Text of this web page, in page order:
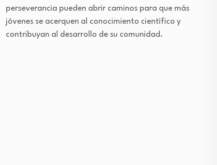
perseverancia pueden abrir caminos para que más
jóvenes se acerquen al conocimiento científico y
contribuyan al desarrollo de su comunidad.